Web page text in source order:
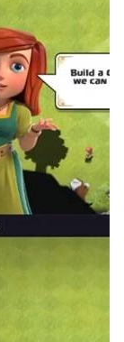
นุกอย่างต่อ
เองในสนามรบ
ของ Ragnarok